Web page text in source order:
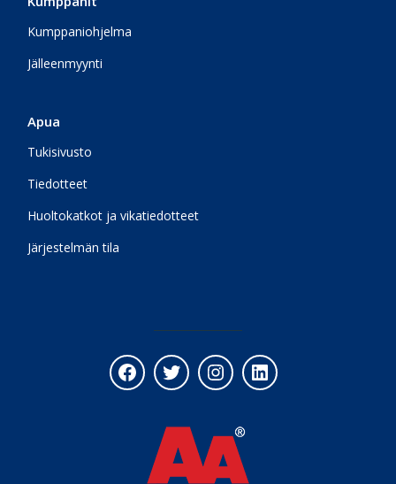
Kumppaniohjelma
Jälleenmyynti
Apua
Tukisivusto
Tiedotteet
Huoltokatkot ja vikatiedotteet
Järjestelmän tila
Facebook
TwitterInstagram
LinkedIn